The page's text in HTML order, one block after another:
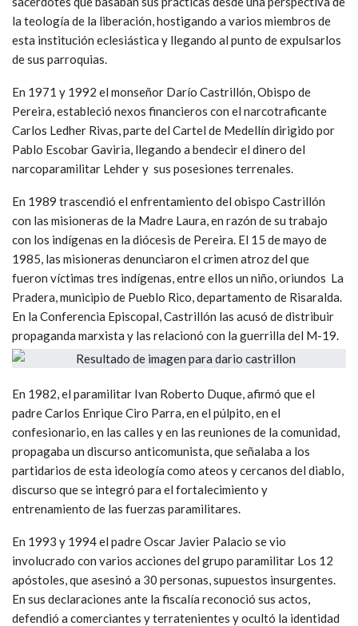
la teología de la liberación, hostigando a varios miembros de
esta institución eclesiástica y llegando al punto de expulsarlos
de sus parroquias.
En 1971 y 1992 el monseñor Darío Castrillón, Obispo de
Pereira, estableció nexos financieros con el narcotraficante
Carlos Ledher Rivas, parte del Cartel de Medellín dirigido por
Pablo Escobar Gaviria, llegando a bendecir el dinero del
narcoparamilitar Lehder y sus posesiones terrenales.
En 1989 trascendió el enfrentamiento del obispo Castrillón
con las misioneras de la Madre Laura, en razón de su trabajo
con los indígenas en la diócesis de Pereira. El 15 de mayo de
1985, las misioneras denunciaron el crimen atroz del que
fueron víctimas tres indígenas, entre ellos un niño, oriundos La
Pradera, municipio de Pueblo Rico, departamento de Risaralda.
En la Conferencia Episcopal, Castrillón las acusó de distribuir
propaganda marxista y las relacionó con la guerrilla del M-19.
En 1982, el paramilitar Ivan Roberto Duque, afirmó que el
padre Carlos Enrique Ciro Parra, en el púlpito, en el
confesionario, en las calles y en las reuniones de la comunidad,
propagaba un discurso anticomunista, que señalaba a los
partidarios de esta ideología como ateos y cercanos del diablo,
discurso que se integró para el fortalecimiento y
entrenamiento de las fuerzas paramilitares.
En 1993 y 1994 el padre Oscar Javier Palacio se vio
involucrado con varios acciones del grupo paramilitar Los 12
apóstoles, que asesinó a 30 personas, supuestos insurgentes.
En sus declaraciones ante la fiscalía reconoció sus actos,
defendió a comerciantes y terratenientes y ocultó la identidad